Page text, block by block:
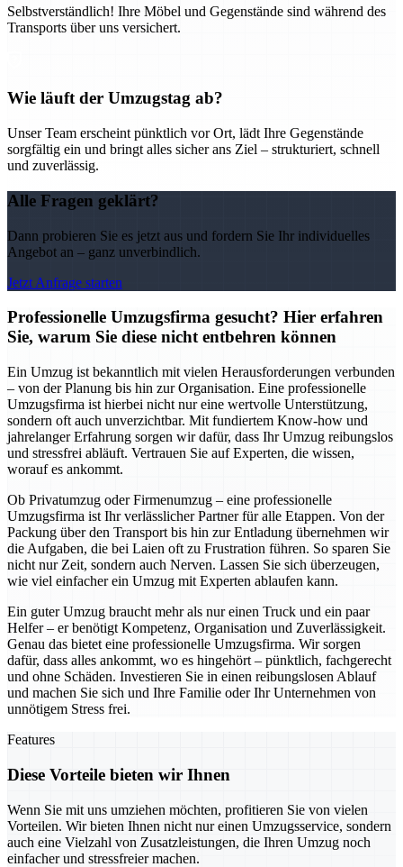
Selbstverständlich! Ihre Möbel und Gegenstände sind während des
Transports über uns versichert.
Wie läuft der Umzugstag ab?
Unser Team erscheint pünktlich vor Ort, lädt Ihre Gegenstände
sorgfältig ein und bringt alles sicher ans Ziel – strukturiert, schnell
und zuverlässig.
Alle Fragen geklärt?
Dann probieren Sie es jetzt aus und fordern Sie Ihr individuelles
Angebot an – ganz unverbindlich.
Jetzt Anfrage starten
Professionelle Umzugsfirma gesucht? Hier erfahren
Sie, warum Sie diese nicht entbehren können
Ein Umzug ist bekanntlich mit vielen Herausforderungen verbunden
– von der Planung bis hin zur Organisation. Eine professionelle
Umzugsfirma ist hierbei nicht nur eine wertvolle Unterstützung,
sondern oft auch unverzichtbar. Mit fundiertem Know-how und
jahrelanger Erfahrung sorgen wir dafür, dass Ihr Umzug reibungslos
und stressfrei abläuft. Vertrauen Sie auf Experten, die wissen,
worauf es ankommt.
Ob Privatumzug oder Firmenumzug – eine professionelle
Umzugsfirma ist Ihr verlässlicher Partner für alle Etappen. Von der
Packung über den Transport bis hin zur Entladung übernehmen wir
die Aufgaben, die bei Laien oft zu Frustration führen. So sparen Sie
nicht nur Zeit, sondern auch Nerven. Lassen Sie sich überzeugen,
wie viel einfacher ein Umzug mit Experten ablaufen kann.
Ein guter Umzug braucht mehr als nur einen Truck und ein paar
Helfer – er benötigt Kompetenz, Organisation und Zuverlässigkeit.
Genau das bietet eine professionelle Umzugsfirma. Wir sorgen
dafür, dass alles ankommt, wo es hingehört – pünktlich, fachgerecht
und ohne Schäden. Investieren Sie in einen reibungslosen Ablauf
und machen Sie sich und Ihre Familie oder Ihr Unternehmen von
unnötigem Stress frei.
Features
Diese Vorteile bieten wir Ihnen
Wenn Sie mit uns umziehen möchten, profitieren Sie von vielen
Vorteilen. Wir bieten Ihnen nicht nur einen Umzugsservice, sondern
auch eine Vielzahl von Zusatzleistungen, die Ihren Umzug noch
einfacher und stressfreier machen.